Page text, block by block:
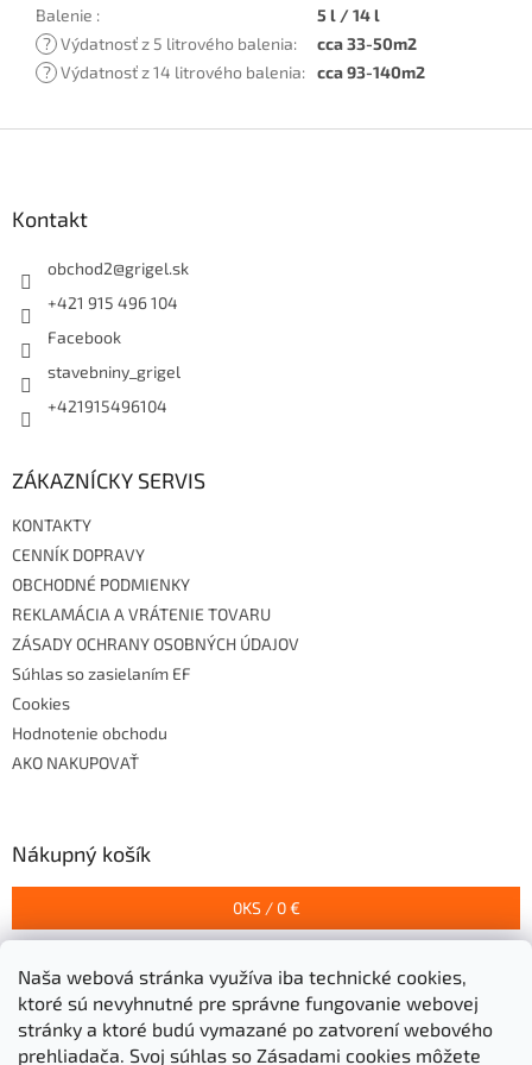
Naša webová stránka využíva iba technické cookies,
ktoré sú nevyhnutné pre správne fungovanie webovej
stránky a ktoré budú vymazané po zatvorení webového
prehliadača. Svoj súhlas so Zásadami cookies môžete
Balenie :
5 l / 14 l
? Výdatnosť z 5 litrového balenia:
cca 33-50m2
? Výdatnosť z 14 litrového balenia: cca 93-140m2
Kontakt
obchod2@grigel.sk
+421 915 496 104
Facebook
stavebniny_grigel
+421915496104
ZÁKAZNÍCKY SERVIS
KONTAKTY
CENNÍK DOPRAVY
OBCHODNÉ PODMIENKY
REKLAMÁCIA A VRÁTENIE TOVARU
ZÁSADY OCHRANY OSOBNÝCH ÚDAJOV
Súhlas so zasielaním EF
Cookies
Hodnotenie obchodu
AKO NAKUPOVAŤ
Nákupný košík
0KS / 0 €
Prijímame online platby